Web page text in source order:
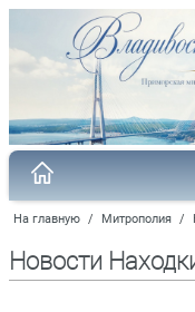
На главную / Митрополия /
Новости